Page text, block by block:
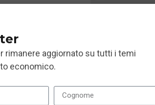
rimanere aggiornato su tutti i temi
economico.